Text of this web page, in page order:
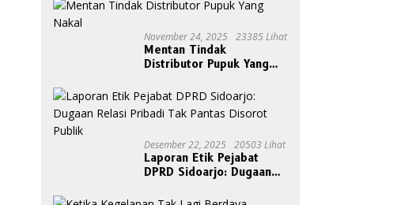
November 24, 2025 23385 Lihat
Mentan Tindak
Distributor Pupuk Yang
Desember 22, 2025 20503 Lihat
Laporan Etik Pejabat
DPRD Sidoarjo: Dugaan
Disorot Publik